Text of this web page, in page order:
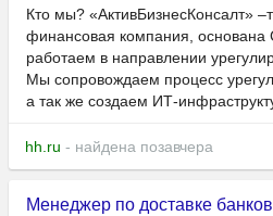
Кто мы? «АктивБизнесКонсалт»
финансовая компания, основана
работаем в направлении
Мы сопровождаем процесс
а так же создаем ИТ-
hh.ru - найдена позавчера
Менеджер по доставке